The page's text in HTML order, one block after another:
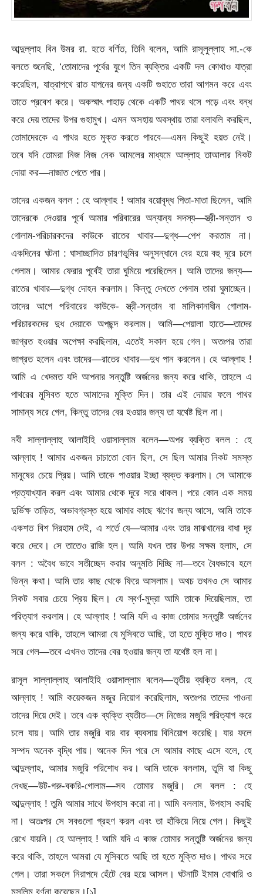
আব্দুল্লাহ বিন উমর রা. হতে বর্ণিত, তিনি বলেন, আমি রাসূলুল্লাহ সা.-কে
বলতে শুনেছি, ‘তোমাদের পূর্বের যুগে তিন ব্যক্তির একটি দল কোথাও যাত্রা
করেছিল, যাত্রাপথে রাত যাপনের জন্য একটি গুহাতে তারা আগমন করে এবং
তাতে প্রবেশ করে। অকস্মাৎ পাহাড় থেকে একটি পাথর খসে পড়ে এবং বন্ধ
করে দেয় তাদের উপর গুহামুখ। এমন অসহায় অবস্থায় তারা বলাবলি করছিল,
তোমাদেরকে এ পাথর হতে মুক্ত করতে পারবে—এমন কিছুই হয়ত নেই।
তবে যদি তোমরা নিজ নিজ নেক আমলের মাধ্যমে আল্লাহ তাআলার নিকট
দোয়া কর—নাজাত পেতে পার।
তাদের একজন বলল : হে আল্লাহ ! আমার বয়োবৃদ্ধ পিতা-মাতা ছিলেন, আমি
তাদেরকে দেওয়ার পূর্বে আমার পরিবারের অন্যান্য সদস্য—স্ত্রী-সন্তান ও
গোলাম-পরিচারকদের কাউকে রাতের খাবার—দুগ্ধ—পেশ করতাম না।
একদিনের ঘটনা : ঘাসাচ্ছাদিত চারণভূমির অনুসন্ধানে বের হয়ে বহু দূরে চলে
গেলাম। আমার ফেরার পূর্বেই তারা ঘুমিয়ে পরেছিলেন। আমি তাদের জন্য—
রাতের খাবার—দুগ্ধ দোহন করলাম। কিন্তু দেখতে পেলাম তারা ঘুমাচ্ছেন।
তাদের আগে পরিবারের কাউকে- স্ত্রী-সন্তান বা মালিকানাধীন গোলাম-
পরিচারকদের দুধ দেয়াকে অপছন্দ করলাম। আমি—পেয়ালা হাতে—তাদের
জাগ্রত হওয়ার অপেক্ষা করছিলাম, এতেই সকাল হয়ে গেল। অতঃপর তারা
জাগ্রত হলেন এবং তাদের—রাতের খাবার—দুধ পান করলেন। হে আল্লাহ !
আমি এ খেদমত যদি আপনার সন্তুষ্টি অর্জনের জন্য করে থাকি, তাহলে এ
পাথরের মুসিবত হতে আমাদের মুক্তি দিন। তার এই দোয়ার ফলে পাথর
সামান্য সরে গেল, কিন্তু তাদের বের হওয়ার জন্য তা যথেষ্ট ছিল না।
নবী সাল্লাল্লাহু আলাইহি ওয়াসাল্লাম বলেন—অপর ব্যক্তি বলল : হে
আল্লাহ ! আমার একজন চাচাতো বোন ছিল, সে ছিল আমার নিকট সমস্ত
মানুষের চেয়ে প্রিয়। আমি তাকে পাওয়ার ইচ্ছা ব্যক্ত করলাম। সে আমাকে
প্রত্যাখ্যান করল এবং আমার থেকে দূরে সরে থাকল। পরে কোন এক সময়
দুর্ভিক্ষ তাড়িত, অভাবগ্রস্ত হয়ে আমার কাছে ঋণের জন্য আসে, আমি তাকে
একশত বিশ দিরহাম দেই, এ শর্তে যে—আমার এবং তার মাঝখানের বাধা দূর
করে দেবে। সে তাতেও রাজি হল। আমি যখন তার উপর সক্ষম হলাম, সে
বলল : অবৈধ ভাবে সতীচ্ছেদ করার অনুমতি দিচ্ছি না—তবে বৈধভাবে হলে
ভিন্ন কথা। আমি তার কাছ থেকে ফিরে আসলাম। অথচ তখনও সে আমার
নিকট সবার চেয়ে প্রিয় ছিল। যে স্বর্ণ-মুদ্রা আমি তাকে দিয়েছিলাম, তা
পরিত্যাগ করলাম। হে আল্লাহ ! আমি যদি এ কাজ তোমার সন্তুষ্টি অর্জনের
জন্য করে থাকি, তাহলে আমরা যে মুসিবতে আছি, তা হতে মুক্তি দাও। পাথর
সরে গেল—তবে এখনও তাদের বের হওয়ার জন্য তা যথেষ্ট হল না।
রাসূল সাল্লাল্লাহু আলাইহি ওয়াসাল্লাম বলেন—তৃতীয় ব্যক্তি বলল, হে
আল্লাহ ! আমি কয়েকজন মজুর নিয়োগ করেছিলাম, অতঃপর তাদের পাওনা
তাদের দিয়ে দেই। তবে এক ব্যক্তি ব্যতীত—সে নিজের মজুরি পরিত্যাগ করে
চলে যায়। আমি তার মজুরি বার বার ব্যবসায় বিনিয়োগ করেছি। যার ফলে
সম্পদ অনেক বৃদ্ধি পায়। অনেক দিন পরে সে আমার কাছে এসে বলে, হে
আব্দুল্লাহ, আমার মজুরি পরিশোধ কর। আমি তাকে বললাম, তুমি যা কিছু
দেখছ—উট-গরু-বকরি-গোলাম—সব তোমার মজুরি। সে বলল : হে
আব্দুল্লাহ ! তুমি আমার সাথে উপহাস করো না। আমি বললাম, উপহাস করছি
না। অতঃপর সে সবগুলো গ্রহণ করল এবং তা হাঁকিয়ে নিয়ে গেল। কিছুই
রেখে যায়নি। হে আল্লাহ ! আমি যদি এ কাজ তোমার সন্তুষ্টি অর্জনের জন্য
করে থাকি, তাহলে আমরা যে মুসিবতে আছি তা হতে মুক্তি দাও। পাথর সরে
গেল। তারা সকলে নিরাপদে হেঁটে বের হয়ে আসল। ঘটনাটি ইমাম বোখারি ও
মুসলিম বর্ণনা করেছেন।[১]